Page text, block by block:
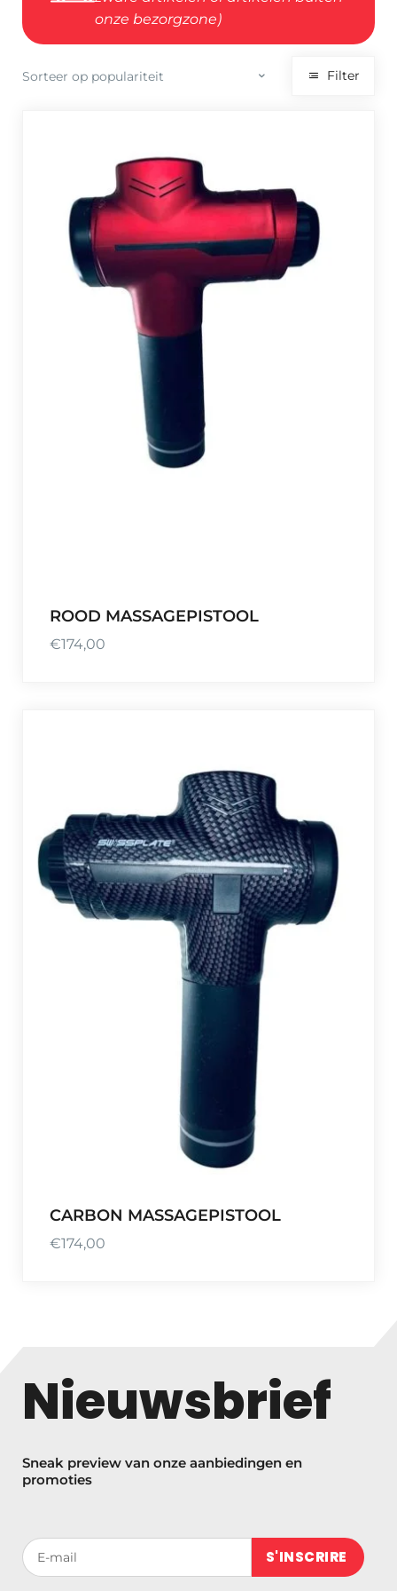
onze bezorgzone)
Filter
ROOD MASSAGEPISTOOL
€174,00
CARBON MASSAGEPISTOOL
€174,00
Nieuwsbrief
Sneak preview van onze aanbiedingen en
promoties
Votre adresse de messagerie (obligatoire)